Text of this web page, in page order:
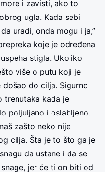
i zavisti, ako to
ugla. Kada sebi
uradi, onda mogu i ja,”
koje je određena
stigla. Ukoliko
više o putu koji je
do cilja. Sigurno
trenutaka kada je
poljuljano i oslabljeno.
zašto neko nije
cilja. Šta je to što ga je
da ustane i da se
jer će ti on biti od